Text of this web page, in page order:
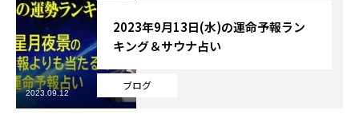
ブログ
お知らせ
ブログ
2023年9月13日(水)の運命予報ラン
キング＆サウナ占い
2023.09.12